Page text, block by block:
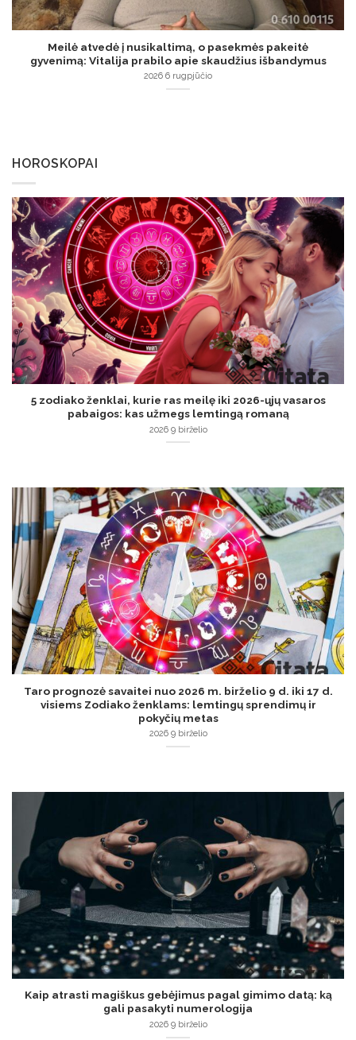
Meilė atvedė į nusikaltimą, o pasekmės pakeitė
gyvenimą: Vitalija prabilo apie skaudžius išbandymus
2026 6 rugpjūčio
HOROSKOPAI
5 zodiako ženklai, kurie ras meilę iki 2026-ųjų vasaros
pabaigos: kas užmegs lemtingą romaną
2026 9 birželio
Taro prognozė savaitei nuo 2026 m. birželio 9 d. iki 17 d.
visiems Zodiako ženklams: lemtingų sprendimų ir
pokyčių metas
2026 9 birželio
Kaip atrasti magiškus gebėjimus pagal gimimo datą: ką
gali pasakyti numerologija
2026 9 birželio